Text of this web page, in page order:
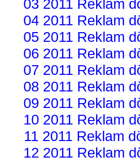
03 2011 Reklam
04 2011 Reklam
05 2011 Reklam
06 2011 Reklam
07 2011 Reklam
08 2011 Reklam
09 2011 Reklam
10 2011 Reklam
11 2011 Reklam
12 2011 Reklam